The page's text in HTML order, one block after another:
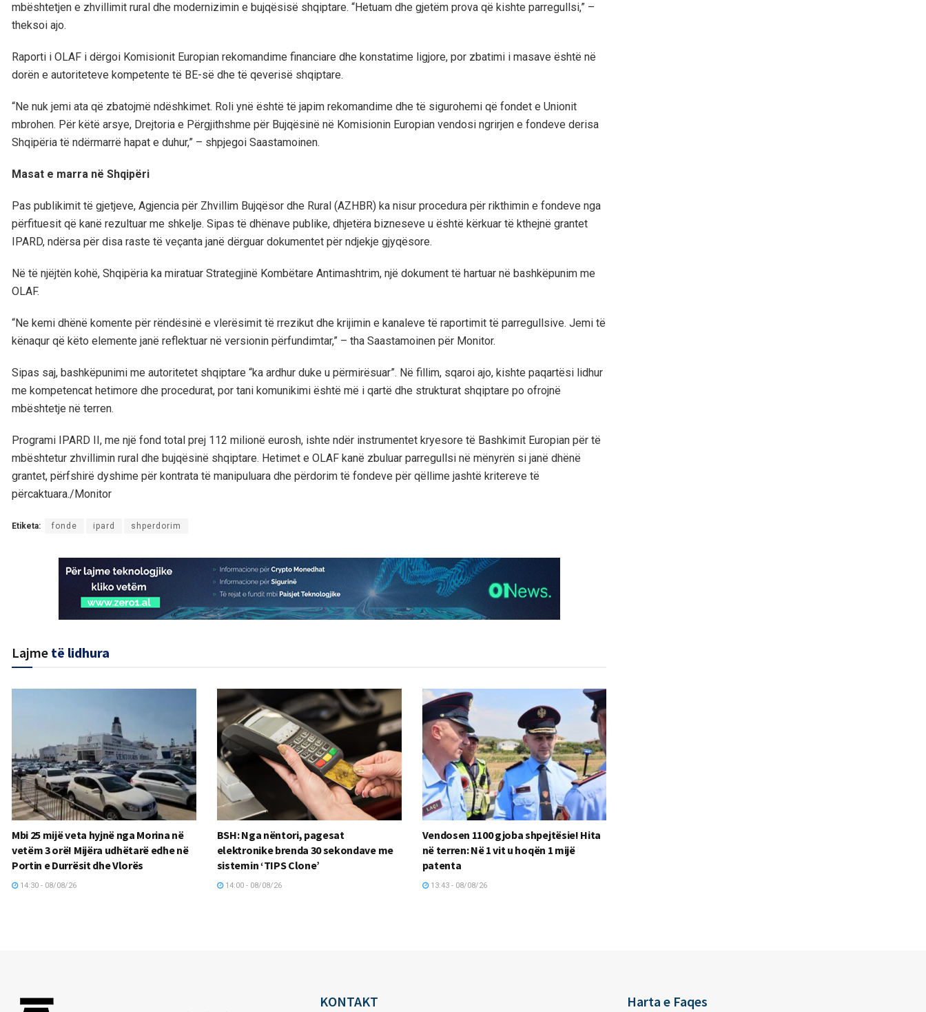
mbështetjen e zhvillimit rural dhe modernizimin e bujqësisë shqiptare. “Hetuam dhe gjetëm prova që kishte parregullsi,” –
theksoi ajo.
Raporti i OLAF i dërgoi Komisionit Europian rekomandime financiare dhe konstatime ligjore, por zbatimi i masave është në
dorën e autoriteteve kompetente të BE-së dhe të qeverisë shqiptare.
“Ne nuk jemi ata që zbatojmë ndëshkimet. Roli ynë është të japim rekomandime dhe të sigurohemi që fondet e Unionit
mbrohen. Për këtë arsye, Drejtoria e Përgjithshme për Bujqësinë në Komisionin Europian vendosi ngrirjen e fondeve derisa
Shqipëria të ndërmarrë hapat e duhur,” – shpjegoi Saastamoinen.
Masat e marra në Shqipëri
Pas publikimit të gjetjeve, Agjencia për Zhvillim Bujqësor dhe Rural (AZHBR) ka nisur procedura për rikthimin e fondeve nga
përfituesit që kanë rezultuar me shkelje. Sipas të dhënave publike, dhjetëra bizneseve u është kërkuar të kthejnë grantet
IPARD, ndërsa për disa raste të veçanta janë dërguar dokumentet për ndjekje gjyqësore.
Në të njëjtën kohë, Shqipëria ka miratuar Strategjinë Kombëtare Antimashtrim, një dokument të hartuar në bashkëpunim me
OLAF.
“Ne kemi dhënë komente për rëndësinë e vlerësimit të rrezikut dhe krijimin e kanaleve të raportimit të parregullsive. Jemi të
kënaqur që këto elemente janë reflektuar në versionin përfundimtar,” – tha Saastamoinen për Monitor.
Sipas saj, bashkëpunimi me autoritetet shqiptare “ka ardhur duke u përmirësuar”. Në fillim, sqaroi ajo, kishte paqartësi lidhur
me kompetencat hetimore dhe procedurat, por tani komunikimi është më i qartë dhe strukturat shqiptare po ofrojnë
mbështetje në terren.
Programi IPARD II, me një fond total prej 112 milionë eurosh, ishte ndër instrumentet kryesore të Bashkimit Europian për të
mbështetur zhvillimin rural dhe bujqësinë shqiptare. Hetimet e OLAF kanë zbuluar parregullsi në mënyrën si janë dhënë
grantet, përfshirë dyshime për kontrata të manipuluara dhe përdorim të fondeve për qëllime jashtë kritereve të
përcaktuara./Monitor
Etiketa: fonde ipard shperdorim
Lajme të lidhura
Mbi 25 mijë veta hyjnë nga Morina në
vetëm 3 orë! Mijëra udhëtarë edhe në
Portin e Durrësit dhe Vlorës
14:30 - 08/08/26
BSH: Nga nëntori, pagesat
elektronike brenda 30 sekondave me
sistemin ‘TIPS Clone’
14:00 - 08/08/26
Vendosen 1100 gjoba shpejtësie! Hita
në terren: Në 1 vit u hoqën 1 mijë
patenta
13:43 - 08/08/26
KONTAKT Harta e Faqes